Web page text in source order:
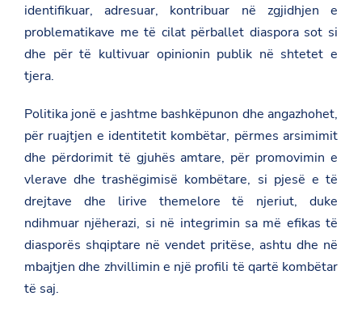
identifikuar, adresuar, kontribuar në zgjidhjen e
problematikave me të cilat përballet diaspora sot si
dhe për të kultivuar opinionin publik në shtetet e
tjera.
Politika jonë e jashtme bashkëpunon dhe angazhohet,
për ruajtjen e identitetit kombëtar, përmes arsimimit
dhe përdorimit të gjuhës amtare, për promovimin e
vlerave dhe trashëgimisë kombëtare, si pjesë e të
drejtave dhe lirive themelore të njeriut, duke
ndihmuar njëherazi, si në integrimin sa më efikas të
diasporës shqiptare në vendet pritëse, ashtu dhe në
mbajtjen dhe zhvillimin e një profili të qartë kombëtar
të saj.